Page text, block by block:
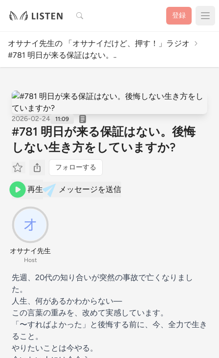
検索 登録
オサナイ先生の 「オサナイだけど、押す！」ラジオ
#781 明日が来る保証はない。..
2026-02-24 11:09
#781 明日が来る保証はない。後悔
しない生き方をしていますか?
フォローする
再生 メッセージを送信
オサナイ先生
Host
先週、20代の知り合いが突然の事故で亡くなりまし
た。
人生、何があるかわからない—
この言葉の重みを、改めて実感しています。
「〜すればよかった」と後悔する前に、今、全力で生き
ること。
やりたいことは今やる。